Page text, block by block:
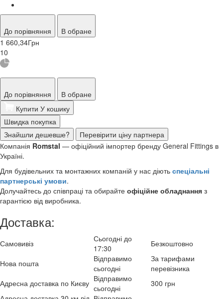
До порівняння
В обране
1 660,34Грн
10
До порівняння
В обране
Купити У кошику
Швидка покупка
Знайшли дешевше?
Перевірити ціну партнера
Компанія Romstal — офіційний імпортер бренду General Fittings в
Україні.
Для будівельних та монтажних компаній у нас діють спеціальні
партнерські умови.
Долучайтесь до співпраці та обирайте офіційне обладнання з
гарантією від виробника.
Доставка:
Самовивіз
Сьогодні до
17:30
Безкоштовно
Нова пошта
Відправимо
сьогодні
За тарифами
перевізника
Адресна доставка по Києву Відправимо
сьогодні
300 грн